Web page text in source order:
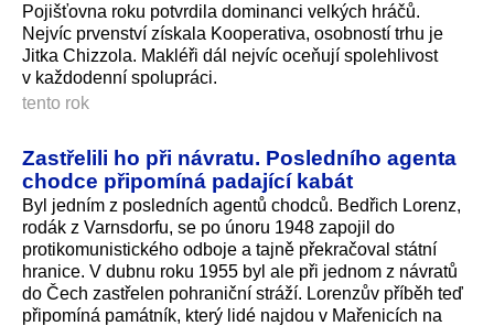
Pojišťovna roku potvrdila dominanci velkých hráčů.
Nejvíc prvenství získala Kooperativa, osobností trhu je
Jitka Chizzola. Makléři dál nejvíc oceňují spolehlivost
v každodenní spolupráci.
tento rok
Zastřelili ho při návratu. Posledního agenta
chodce připomíná padající kabát
Byl jedním z posledních agentů chodců. Bedřich Lorenz,
rodák z Varnsdorfu, se po únoru 1948 zapojil do
protikomunistického odboje a tajně překračoval státní
hranice. V dubnu roku 1955 byl ale při jednom z návratů
do Čech zastřelen pohraniční stráží. Lorenzův příběh teď
připomíná památník, který lidé najdou v Mařenicích na